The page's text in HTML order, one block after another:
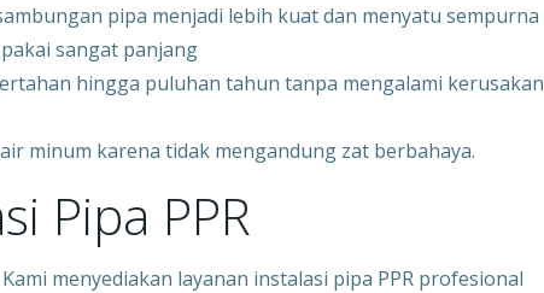
pipa menjadi lebih kuat dan menyatu sempurna
sangat panjang
hingga puluhan tahun tanpa mengalami kerusakan
minum karena tidak mengandung zat berbahaya.
Pipa PPR
Kami menyediakan layanan instalasi pipa PPR profesional